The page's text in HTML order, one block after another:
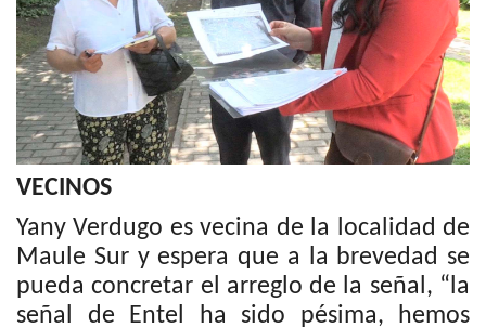
VECINOS
Yany Verdugo es vecina de la localidad de
Maule Sur y espera que a la brevedad se
pueda concretar el arreglo de la señal, “la
señal de Entel ha sido pésima, hemos